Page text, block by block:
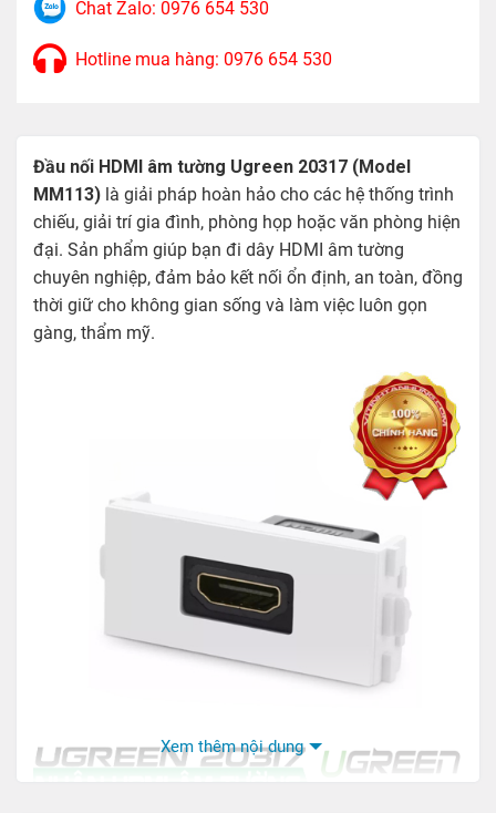
Chat Zalo: 0976 654 530
Hotline mua hàng: 0976 654 530
Đầu nối HDMI âm tường Ugreen 20317 (Model
MM113) là giải pháp hoàn hảo cho các hệ thống trình
chiếu, giải trí gia đình, phòng họp hoặc văn phòng hiện
đại. Sản phẩm giúp bạn đi dây HDMI âm tường
chuyên nghiệp, đảm bảo kết nối ổn định, an toàn, đồng
thời giữ cho không gian sống và làm việc luôn gọn
gàng, thẩm mỹ.
Xem thêm nội dung